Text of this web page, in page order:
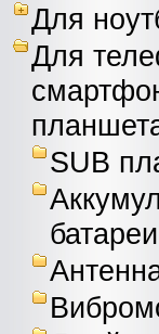
Для
Для
SUB
батареи